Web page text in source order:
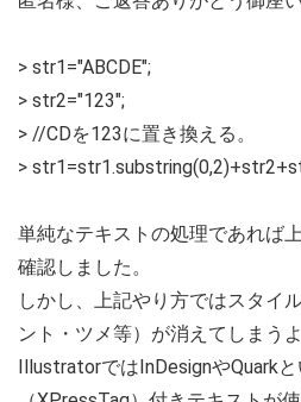
> str1="ABCDE";
> str2="123";
> //CDを123に置き換える。
>
単純なテキストの処理であれば
確認しました。
しかし、上記やり方ではスタイ
ント・ツメ等）が消えてしまう
IllustratorではInDesignやQuark